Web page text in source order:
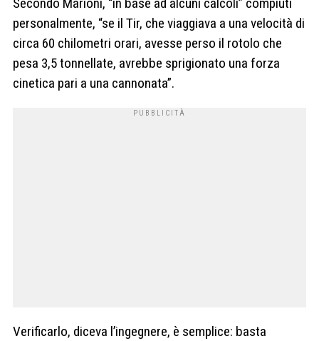
Secondo Marioni, “in base ad alcuni calcoli” compiuti
personalmente, “se il Tir, che viaggiava a una velocità di
circa 60 chilometri orari, avesse perso il rotolo che
pesa 3,5 tonnellate, avrebbe sprigionato una forza
cinetica pari a una cannonata”.
Verificarlo, diceva l’ingegnere, è semplice: basta